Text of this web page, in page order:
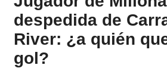
despedida de
River: ¿a quién
gol?